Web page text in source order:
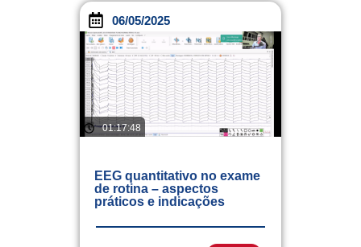
06/05/2025
01:17:48
EEG quantitativo no exame
de rotina – aspectos
práticos e indicações